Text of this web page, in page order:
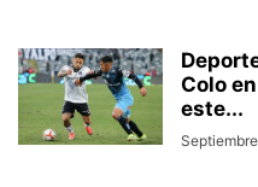
Colo
este...